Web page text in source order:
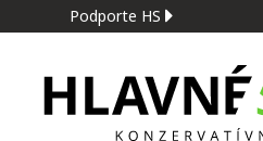
Podporte HS